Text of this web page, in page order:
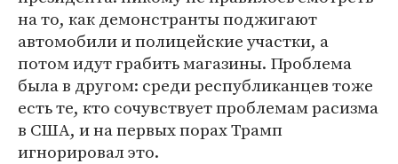
на то, как демонстранты поджигают
автомобили и полицейские участки, а
потом идут грабить магазины. Проблема
была в другом: среди республиканцев тоже
есть те, кто сочувствует проблемам расизма
в США, и на первых порах Трамп
игнорировал это.